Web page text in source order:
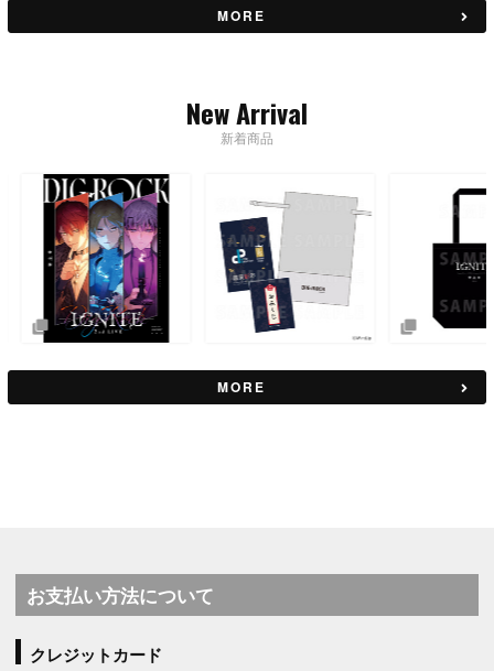
MORE
New Arrival
新着商品
MORE
お支払い方法について
クレジットカード